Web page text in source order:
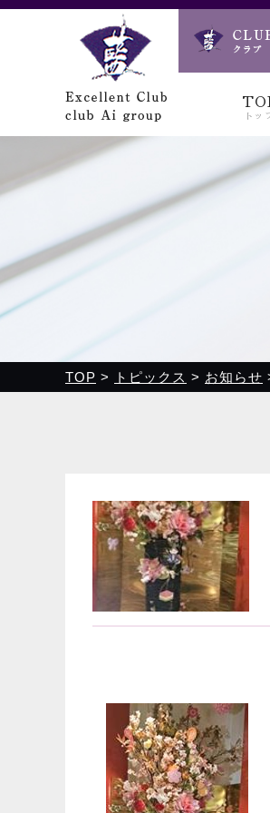
クラブ藍(あい)、クラブ恋(れん)、ルミ
トッ
TOP > トピックス > お知らせ